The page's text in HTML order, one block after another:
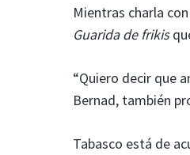
Mientras charla
Guarida de frikis
“Quiero decir que
Bernad, también
Tabasco está de